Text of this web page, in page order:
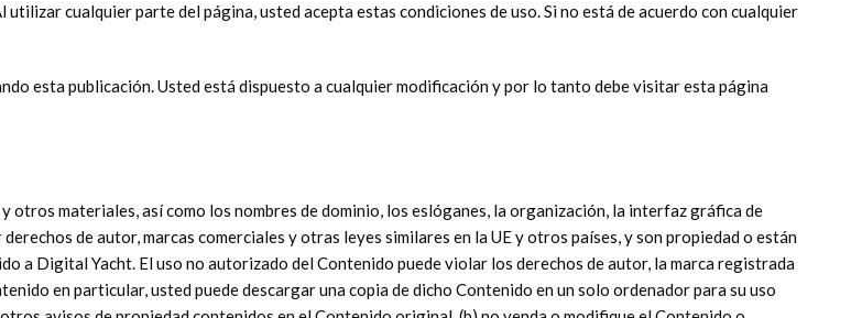
cualquier parte del página, usted acepta estas condiciones de uso. Si no está de acuerdo con cualquier
esta publicación. Usted está dispuesto a cualquier modificación y por lo tanto debe visitar esta página
materiales, así como los nombres de dominio, los eslóganes, la organización, la interfaz gráfica de
de autor, marcas comerciales y otras leyes similares en la UE y otros países, y son propiedad o están
a Digital Yacht. El uso no autorizado del Contenido puede violar los derechos de autor, la marca registrada
en particular, usted puede descargar una copia de dicho Contenido en un solo ordenador para su uso